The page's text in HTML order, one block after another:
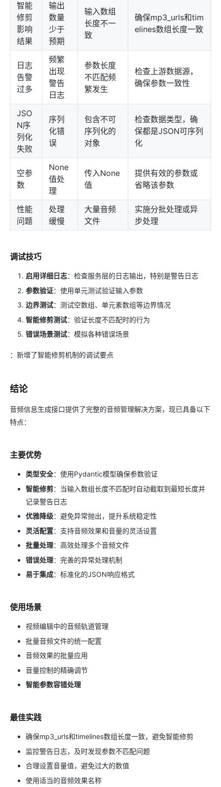
智能
修剪
影响
结果
输出
数量
少于
预期
输入数组
长度不一
致
确保mp3_urls和tim
elines数组长度一致
日志
告警
过多
频繁
出现
警告
日志
参数长度
不匹配频
繁发生
检查上游数据源，
确保参数一致性
JSO
N序
列化
失败
序列
化错
误
包含不可
序列化的
对象
检查数据类型，确
保都是JSON可序列
化
空参
数
None
值处
理
传入None
值
提供有效的参数或
省略该参数
性能
问题
处理
缓慢
大量音频
文件
实施分批处理或异
步处理
调试技巧
启用详细日志：检查服务层的日志输出，特别是警告日志
参数验证：使用单元测试验证输入参数
边界测试：测试空数组、单元素数组等边界情况
智能修剪测试：验证长度不匹配时的行为
错误场景测试：模拟各种错误场景
：新增了智能修剪机制的调试要点
结论
音频信息生成接口提供了完整的音频管理解决方案，现已具备以下
特点：
主要优势
类型安全：使用Pydantic模型确保参数验证
智能修剪：当输入数组长度不匹配时自动截取到最短长度并
记录警告日志
优雅降级：避免异常抛出，提升系统稳定性
灵活配置：支持音频效果和音量的灵活设置
批量处理：高效处理多个音频文件
错误处理：完善的异常处理机制
易于集成：标准化的JSON响应格式
使用场景
视频编辑中的音频轨道管理
批量音频文件的统一配置
音频效果的批量应用
音量控制的精确调节
智能参数容错处理
最佳实践
确保mp3_urls和timelines数组长度一致，避免智能修剪
监控警告日志，及时发现参数不匹配问题
合理设置音量值，避免过大的数值
使用适当的音频效果名称